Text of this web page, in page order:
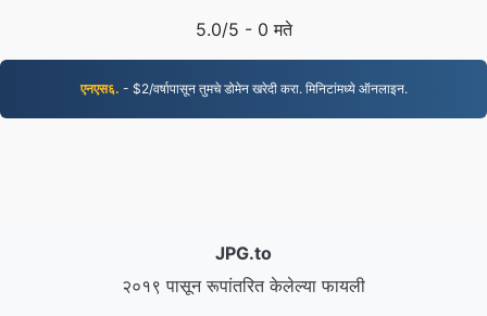
5.0/5 - 0 मते
एनएस६. - $2/वर्षापासून तुमचे डोमेन खरेदी करा. मिनिटांमध्ये ऑनलाइन.
JPG.to
२०१९ पासून रूपांतरित केलेल्या फायली